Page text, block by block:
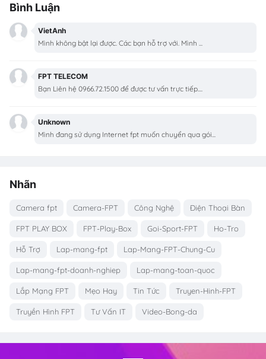
Bình Luận
VietAnh
Mình không bật lại được. Các bạn hỗ trợ với. Mình ...
FPT TELECOM
Bạn Liên hệ 0966.72.1500 để được tư vấn trực tiếp....
Unknown
Mình đang sử dụng Internet fpt muốn chuyển qua gói...
Nhãn
Camera fpt Camera-FPT Công Nghệ Điện Thoại Bàn
FPT PLAY BOX FPT-Play-Box Goi-Sport-FPT Ho-Tro
Hỗ Trợ Lap-mang-fpt Lap-Mang-FPT-Chung-Cu
Lap-mang-fpt-doanh-nghiep Lap-mang-toan-quoc
Lắp Mạng FPT Mẹo Hay Tin Tức Truyen-Hinh-FPT
Truyền Hình FPT Tư Vấn IT Video-Bong-da